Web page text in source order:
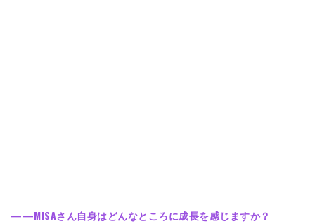
——MISAさん自身はどんなところに成長を感じますか？